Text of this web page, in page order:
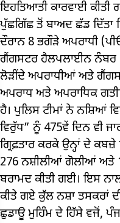
ਇਹਤਿਆਤੀ ਕਾਰਵਾਈ
ਪੁੱਛਗਿੱਛ ਤੋਂ ਬਾਅਦ ਛੱਡ ਦਿੱਤਾ
ਦੌਰਾਨ 8 ਭਗੌੜੇ ਅਪਰਾਧੀ
ਗੈਂਗਸਟਰ ਹੈਲਪਲਾਈਨ ਨੰਬਰ
ਲੋੜੀਂਦੇ ਅਪਰਾਧੀਆਂ ਅਤੇ
ਅਪਰਾਧ ਅਤੇ ਅਪਰਾਧਿਕ
ਹੈ। ਪੁਲਿਸ ਟੀਮਾਂ ਨੇ ਨਸ਼ਿਆਂ
ਵਿਰੁੱਧ” ਨੂੰ 475ਵੇਂ ਦਿਨ ਵੀ
ਗ੍ਰਿਫ਼ਤਾਰ ਕਰਕੇ ਉਨ੍ਹਾਂ ਦੇ
276 ਨਸ਼ੀਲੀਆਂ ਗੋਲੀਆਂ ਅਤੇ
ਬਰਾਮਦ ਕੀਤੀ ਗਈ। ਇਸ ਨਾਲ
ਕੀਤੇ ਗਏ ਕੁੱਲ ਨਸ਼ਾ ਤਸਕਰਾਂ
ਛੁਡਾਊ ਮੁਹਿੰਮ ਦੇ ਹਿੱਸੇ ਵਜੋਂ,